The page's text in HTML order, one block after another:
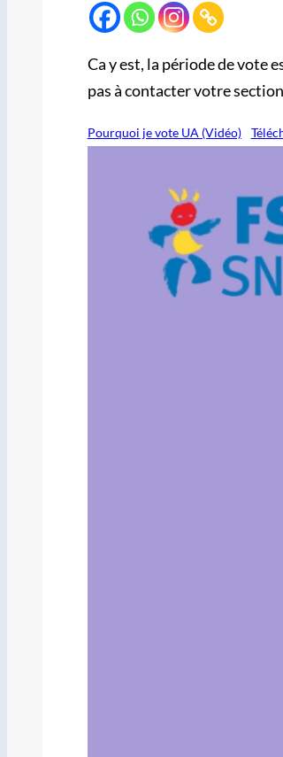
Ca y est, la période de vote
pas à contacter votre
Pourquoi je vote UA (Vidéo)